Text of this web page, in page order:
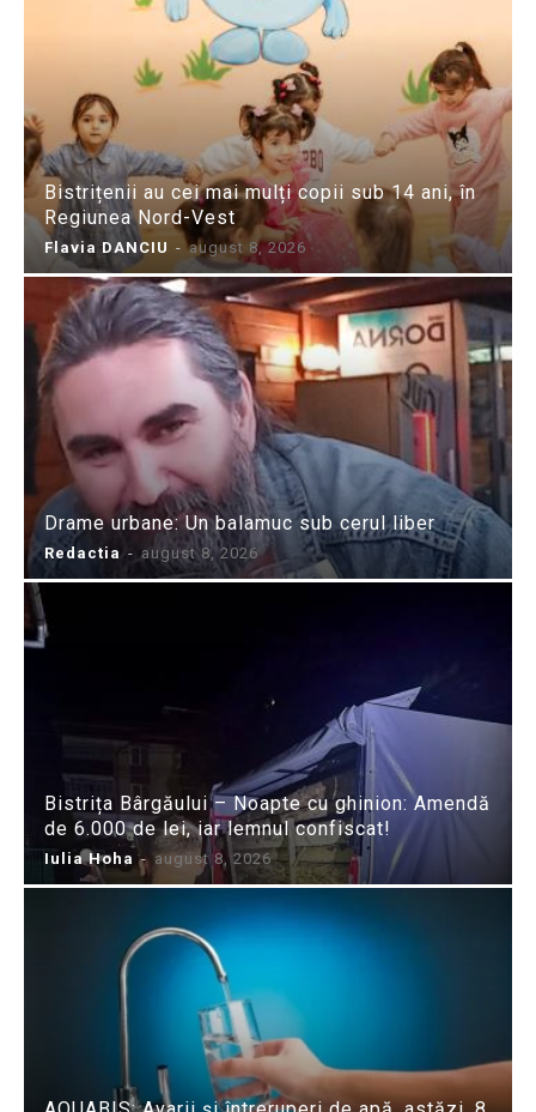
Bistrițenii au cei mai mulți copii sub 14 ani, în
Regiunea Nord-Vest
Flavia DANCIU - august 8, 2026
Drame urbane: Un balamuc sub cerul liber
Redactia - august 8, 2026
Bistrița Bârgăului – Noapte cu ghinion: Amendă
de 6.000 de lei, iar lemnul confiscat!
Iulia Hoha - august 8, 2026